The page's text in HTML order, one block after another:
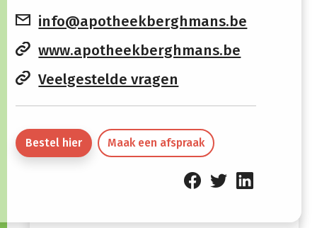
info@apotheekberghmans.be
www.apotheekberghmans.be
Veelgestelde vragen
Bestel hier Maak een afspraak
12:15
Vrijdag
08:30 -
12:15
13:30 -
Zaterdag
08:30 -
12:15
Gesloten
Zondag